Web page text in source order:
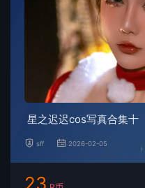
星之迟迟cos写真合集十
sff 2026-02-05
23